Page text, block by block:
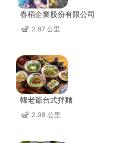
春稻企業股份有限公司
2.87 公里
韓老爺台式拌麵
2.98 公里